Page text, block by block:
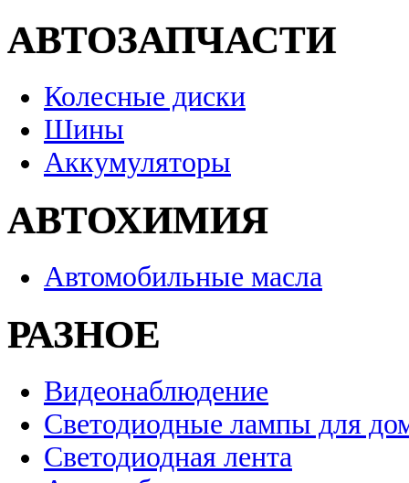
АВТОЗАПЧАСТИ
Колесные диски
Шины
Аккумуляторы
АВТОХИМИЯ
Автомобильные масла
РАЗНОЕ
Видеонаблюдение
Светодиодные лампы для
Светодиодная лента